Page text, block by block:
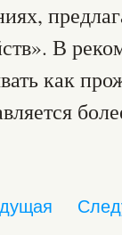
В
как